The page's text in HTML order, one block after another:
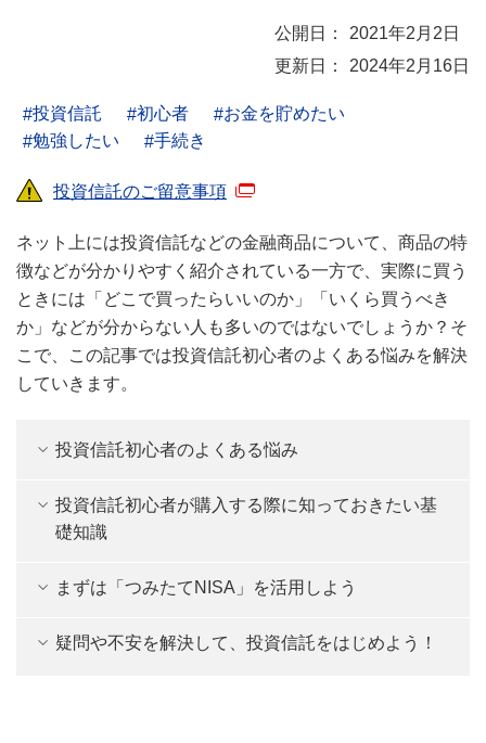
2021年2月2日
2024年2月16日
投資信託 初心者
お金を貯めたい
勉強したい
手続き
投資信託のご留意事項
ネット上には投資信託などの金融商品について、商品の特
徴などが分かりやすく紹介されている一方で、実際に買う
ときには「どこで買ったらいいのか」「いくら買うべき
か」などが分からない人も多いのではないでしょうか？そ
こで、この記事では投資信託初心者のよくある悩みを解決
していきます。
投資信託初心者のよくある悩み
投資信託初心者が購入する際に知っておきたい基
礎知識
まずは「つみたてNISA」を活用しよう
疑問や不安を解決して、投資信託をはじめよう！